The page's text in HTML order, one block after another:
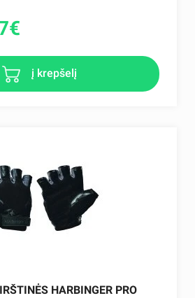
€
į krepšelį
HARBINGER PRO